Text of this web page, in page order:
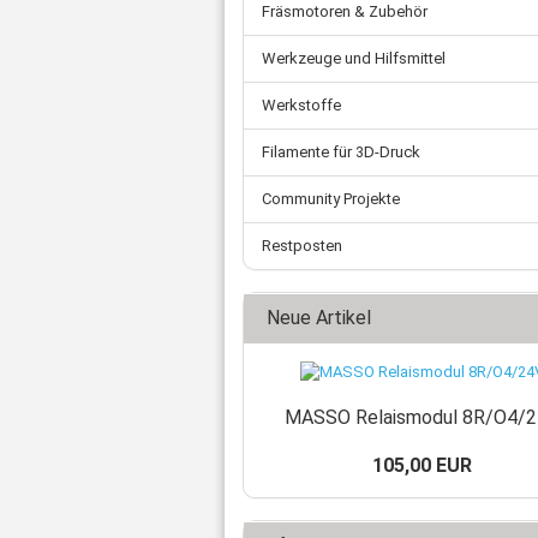
Fräsmotoren & Zubehör
Werkzeuge und Hilfsmittel
Werkstoffe
Filamente für 3D-Druck
Community Projekte
Restposten
Neue Artikel
MASSO Relaismodul 8R/O4/
105,00 EUR